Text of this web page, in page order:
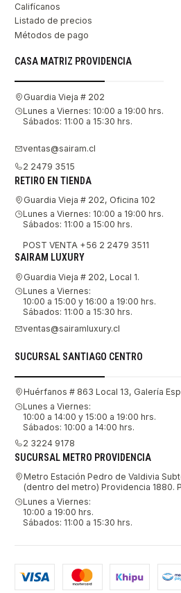
Califícanos
Listado de precios
Métodos de pago
CASA MATRIZ PROVIDENCIA
Guardia Vieja # 202
Lunes a Viernes: 10:00 a 19:00 hrs.
Sábados: 11:00 a 15:30 hrs.
ventas@sairam.cl
2 2479 3515
RETIRO EN TIENDA
Guardia Vieja # 202, Oficina 102
Lunes a Viernes: 10:00 a 19:00 hrs.
Sábados: 11:00 a 15:00 hrs.
POST VENTA +56 2 2479 3511
SAIRAM LUXURY
Guardia Vieja # 202, Local 1.
Lunes a Viernes:
10:00 a 15:00 y 16:00 a 19:00 hrs.
Sábados: 11:00 a 15:30 hrs.
ventas@sairamluxury.cl
SUCURSAL SANTIAGO CENTRO
Huérfanos # 863 Local 13, Galería
Lunes a Viernes:
10:00 a 14:00 y 15:00 a 19:00 hrs.
Sábados: 10:00 a 14:00 hrs.
2 3224 9178
SUCURSAL METRO PROVIDENCIA
Metro Estación Pedro de Valdivia
(dentro del metro) Providencia 1880.
Lunes a Viernes:
10:00 a 19:00 hrs.
Sábados: 11:00 a 15:30 hrs.